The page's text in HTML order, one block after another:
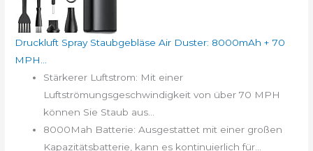
Druckluft Spray Staubgebläse Air Duster: 8000mAh + 70
MPH...
Stärkerer Luftstrom: Mit einer
Luftströmungsgeschwindigkeit von über 70 MPH
können Sie Staub aus...
8000Mah Batterie: Ausgestattet mit einer großen
Kapazitätsbatterie, kann es kontinuierlich für...